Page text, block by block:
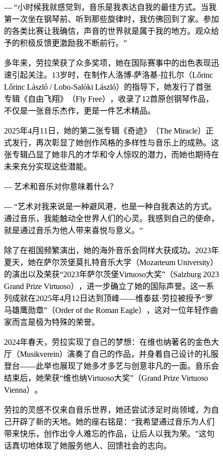
— “小时候我就感觉到，音乐是我表达自我的最佳方式。当我
第一次坐在钢琴前、听到那些旋律时，我仿佛回到了家。参加
的各类比赛让我确信，声音的世界就是属于我的地方。观众给
予的积极反馈更激励我不断前行。”
多年来，劳拉荣获了众多奖项，她在国际赛事中的出色表现迅
速引起关注。13岁时，在制作人洛博-萨洛基·拉扎尔（Lőrinc
Lőrinc László / Lobo-Salóki László）的指导下，她发行了首张
专辑《自由飞翔》（Fly Free），收录了12首原创钢琴作品，
不仅是一张音乐杰作，更是一件艺术精品。
2025年4月11日，她的第二张专辑《奇迹》（The Miracle）正
式发行，再次彰显了她创作风格的多样性与音乐上的成熟。这
张专辑凸显了她非凡的才华和令人惊叹的潜力，而她也期待在
未来充分实现这些潜能。
— 艺术和音乐对你意味着什么？
— “艺术对我来说是一种避风港，也是一种自我表达的方式。
通过音乐，我能触动全世界人们的心灵。我感到自己的使命，
就是通过音乐为他人带来喜悦与意义。”
除了在祖国频繁演出，她的海外音乐会同样大获成功。2023年
夏天，她在萨尔茨堡莫扎特音乐大学（Mozarteum University）
的演出以及荣获“2023年萨尔茨堡Virtuoso大奖”（Salzburg 2023
Grand Prize Virtuoso），进一步确立了她的国际声誉。这一系
列成就在2025年4月12日达到顶峰——维泰兹·劳拉被授予“罗
马雄鹰勋章”（Order of the Roman Eagle），这对一位年轻作曲
家而言是极为特殊的荣誉。
2024年春天，劳拉实现了自己的梦想：在维也纳著名的金色大
厅（Musikverein）演奏了自己的作品，并身着自己设计的礼服
登台——此举也展现了她多才多艺与创意非凡的一面。音乐会
结束后，她荣获“维也纳Virtuoso大奖”（Grand Prize Virtuoso
Vienna）。
劳拉的灵感不仅来自音乐世界，她还尝试涉足时尚领域，为自
己开辟了新的天地。她的座右铭是：“我希望通过音乐为人们
带来快乐，创作出令人难忘的作品，让后人以我为荣。”这句
话真切地体现了她服务他人、回馈社会的志向。